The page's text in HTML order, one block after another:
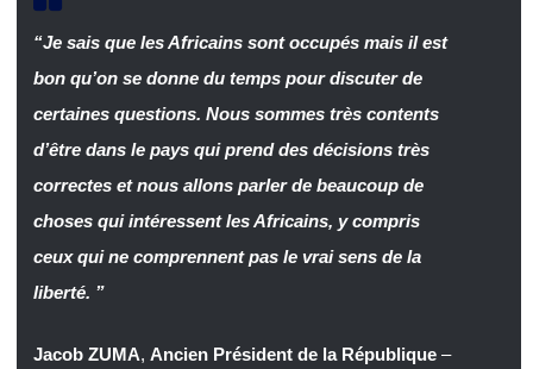
“Je sais que les Africains sont occupés mais il est
bon qu’on se donne du temps pour discuter de
certaines questions. Nous sommes très contents
d’être dans le pays qui prend des décisions très
correctes et nous allons parler de beaucoup de
choses qui intéressent les Africains, y compris
ceux qui ne comprennent pas le vrai sens de la
liberté. ”
Jacob ZUMA, Ancien Président de la République –